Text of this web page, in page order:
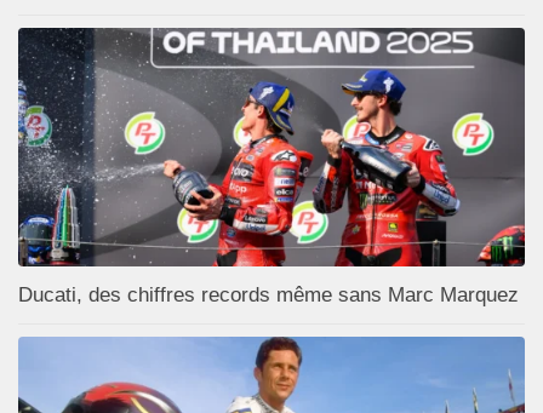
Ducati, des chiffres records même sans Marc Marquez